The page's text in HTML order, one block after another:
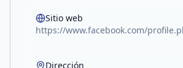
Sitio web
https://www.facebook.com/
Dirección